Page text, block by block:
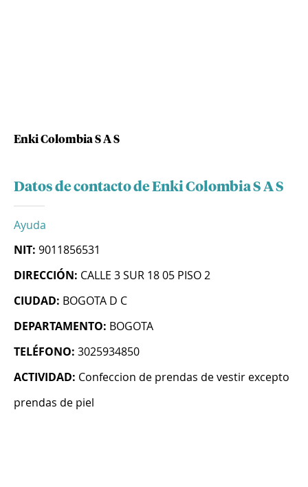
Enki Colombia S A S
Datos de contacto de Enki Colombia S A S
Ayuda
NIT: 9011856531
DIRECCIÓN: CALLE 3 SUR 18 05 PISO 2
CIUDAD: BOGOTA D C
DEPARTAMENTO: BOGOTA
TELÉFONO: 3025934850
ACTIVIDAD: Confeccion de prendas de vestir excepto
prendas de piel